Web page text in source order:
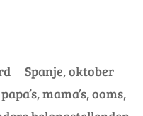
Spanje, oktober
mama’s, ooms,